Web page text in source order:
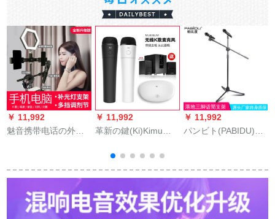
￥ 11,992
魅音携带电话の外付
で歌を歌うよ。マイ
クの录音と歌のキャ
プターセパレート版
（补光ラインプを持
￥ 11,992
革新の鍵(Ki)Kimu
テレビアンK歌神器第
二家庭カラオケ会议
セト
￥ 11,992
パンビト(PABIDU)専